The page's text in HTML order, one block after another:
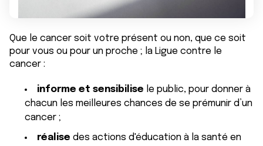
Que le cancer soit votre présent ou non, que ce soit
pour vous ou pour un proche ; la Ligue contre le
cancer :
informe et sensibilise le public, pour donner à
chacun les meilleures chances de se prémunir d’un
cancer ;
réalise des actions d'éducation à la santé en